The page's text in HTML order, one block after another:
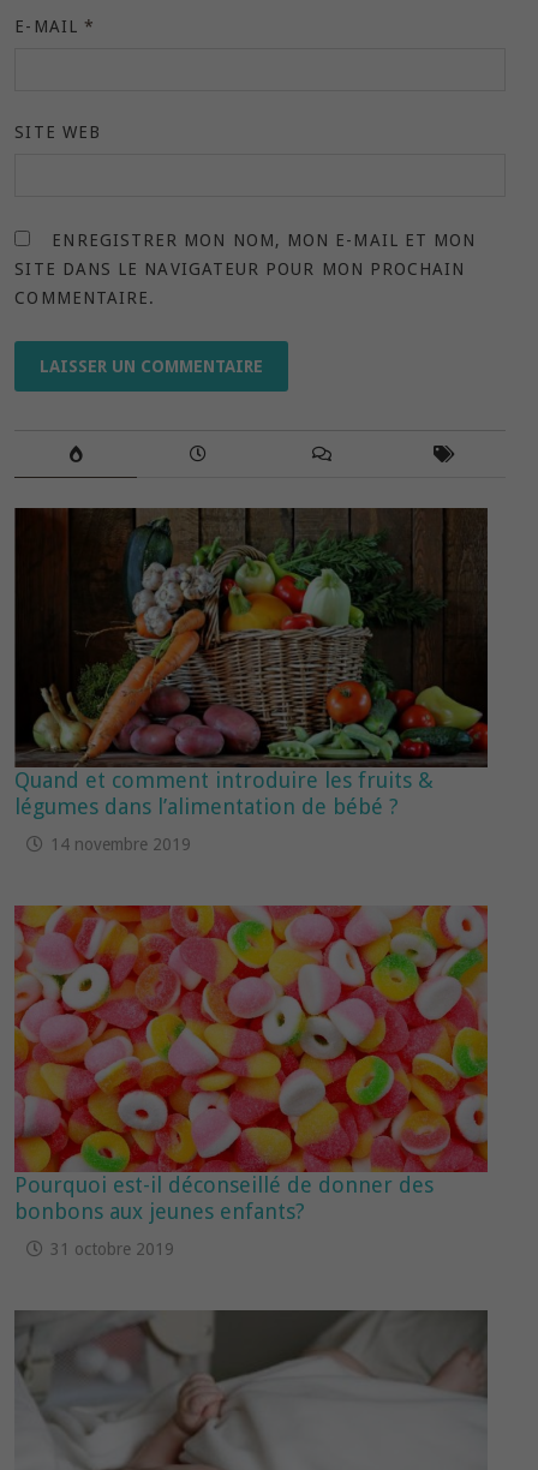
E-MAIL *
SITE WEB
ENREGISTRER MON NOM, MON E-MAIL ET MON
SITE DANS LE NAVIGATEUR POUR MON PROCHAIN
COMMENTAIRE.
Quand et comment introduire les fruits &
légumes dans l’alimentation de bébé ?
14 novembre 2019
Pourquoi est-il déconseillé de donner des
bonbons aux jeunes enfants?
31 octobre 2019